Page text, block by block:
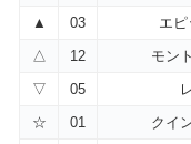
▲
03 エピ
△
12 モン
▽
05
☆
01 クイ